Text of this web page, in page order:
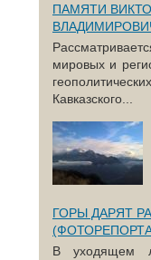
ПАМЯТИ
мировых и
Кавказского...
ГОРЫ ДАРЯТ
В уходящем